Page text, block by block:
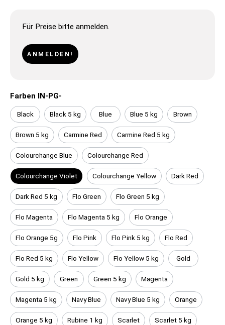
Für Preise bitte anmelden.
ANMELDEN!
Farben IN-PG-
Black Black 5 kg Blue Blue 5 kg Brown
Brown 5 kg Carmine Red Carmine Red 5 kg
Colourchange Blue Colourchange Red
Colourchange Violet Colourchange Yellow Dark Red
Dark Red 5 kg Flo Green Flo Green 5 kg
Flo Magenta Flo Magenta 5 kg Flo Orange
Flo Orange 5g Flo Pink Flo Pink 5 kg Flo Red
Flo Red 5 kg Flo Yellow Flo Yellow 5 kg Gold
Gold 5 kg Green Green 5 kg Magenta
Magenta 5 kg Navy Blue Navy Blue 5 kg Orange
Orange 5 kg Rubine 1 kg Scarlet Scarlet 5 kg